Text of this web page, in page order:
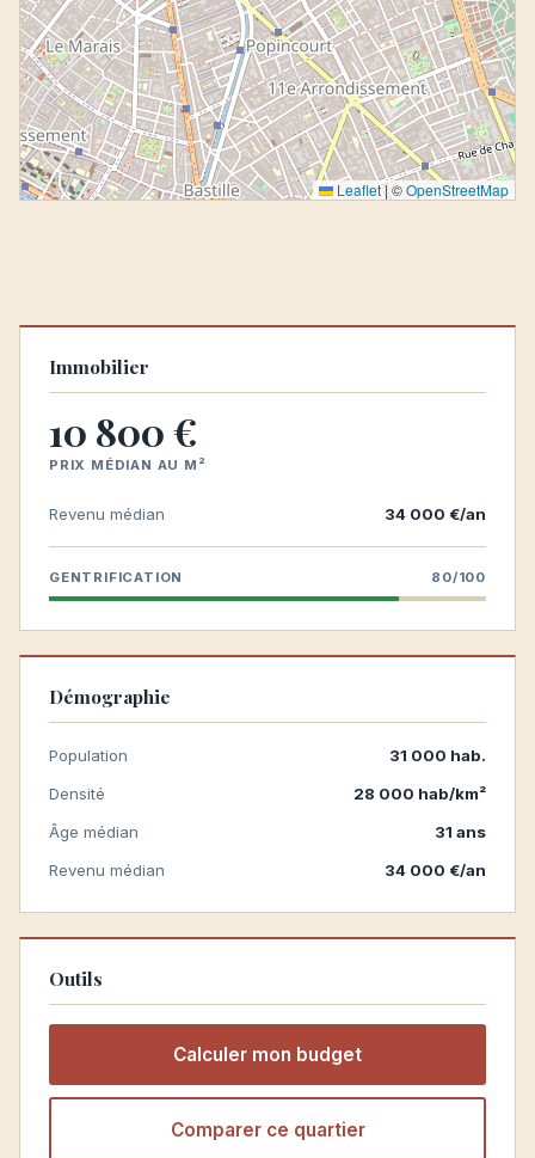
Leaflet|©OpenStreetMap
Immobilier
10 800 €
PRIX MÉDIAN AU M²
Revenu médian 34 000 €/an
GENTRIFICATION 80/100
Démographie
Population
31 000 hab.
Densité
28 000 hab/km²
Âge médian
31 ans
Revenu médian
34 000 €/an
Outils
Calculer mon budget
Comparer ce quartier